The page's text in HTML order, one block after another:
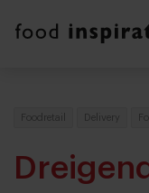
Foodretail Delivery